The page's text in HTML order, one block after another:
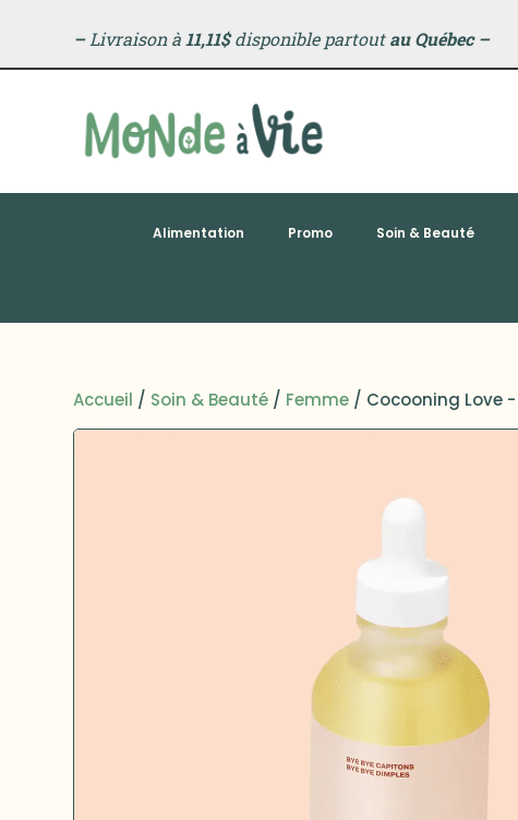
–Livraison à 11,11$disponible partoutau Québec –
Alimentation Promo Soin & Beauté
Accueil / Soin & Beauté / Femme / Cocooning Love